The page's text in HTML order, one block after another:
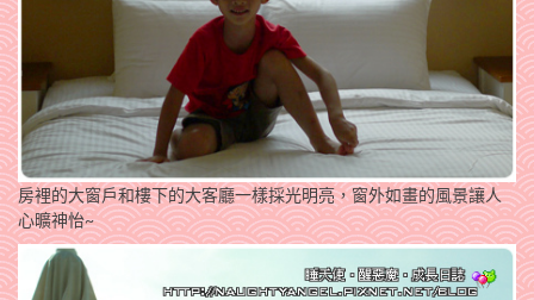
房裡的大窗戶和樓下的大客廳一樣採光明亮，窗外如畫的風景讓人
心曠神怡~